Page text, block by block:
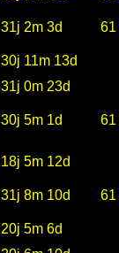
31j 2m 3d
61
30j 11m 13d
31j 0m 23d
30j 5m 1d 61
18j 5m 12d
31j 8m 10d
61
20j 5m 6d